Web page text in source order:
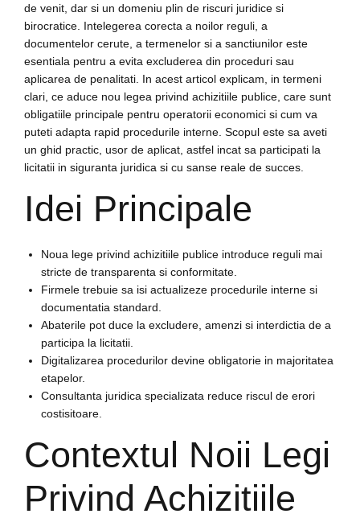
de venit, dar si un domeniu plin de riscuri juridice si
birocratice. Intelegerea corecta a noilor reguli, a
documentelor cerute, a termenelor si a sanctiunilor este
esentiala pentru a evita excluderea din proceduri sau
aplicarea de penalitati. In acest articol explicam, in termeni
clari, ce aduce nou legea privind achizitiile publice, care sunt
obligatiile principale pentru operatorii economici si cum va
puteti adapta rapid procedurile interne. Scopul este sa aveti
un ghid practic, usor de aplicat, astfel incat sa participati la
licitatii in siguranta juridica si cu sanse reale de succes.
Idei Principale
Noua lege privind achizitiile publice introduce reguli mai
stricte de transparenta si conformitate.
Firmele trebuie sa isi actualizeze procedurile interne si
documentatia standard.
Abaterile pot duce la excludere, amenzi si interdictia de a
participa la licitatii.
Digitalizarea procedurilor devine obligatorie in majoritatea
etapelor.
Consultanta juridica specializata reduce riscul de erori
costisitoare.
Contextul Noii Legi
Privind Achizitiile